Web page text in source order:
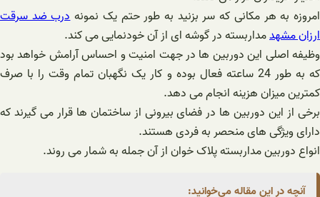
امروزه به هر مکانی که سر بزنید به طور حتم یک نمونهدرب ضد سرقت
ارزان مشهدمداربسته در گوشه ای از آن خودنمایی می کند.
وظیفه اصلی این دوربین ها در جهت امنیت و احساس آرامش خواهد بود
که به طور 24 ساعته فعال بوده و کار یک نگهبان تمام وقت را با صرف
کمترین میزان هزینه انجام می دهد.
برخی از این دوربین ها در فضای بیرونی از ساختمان ها قرار می گیرند که
دارای ویژگی های منحصر به فردی هستند.
انواع دوربین مداربسته پلاک خوان از آن جمله به شمار می روند.
آنچه در این مقاله می‌خوانید: